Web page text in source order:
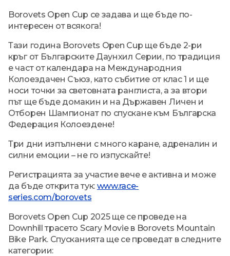
Borovets Open Cup се задава и ще бъде по-
интересен от всякога!
Тази година Borovets Open Cup ще бъде 2-ри
кръг от Българските Даунхил Серии, по традиция
е част от календара на Международния
Колоездачен Съюз, като събитие от клас 1 и ще
носи точки за световната ранглиста, а за втори
път ще бъде домакин и на Държавен Личен и
Отборен Шампионат по спускане към Българска
Федерация Колоездене!
Три дни изпълнени с много каране, адреналин и
силни емоции – не го изпускайте!
Регистрацията за участие вече е активна и може
да бъде открита тук: www.race-
series.com/borovets
Borovets Open Cup 2025 ще се проведе на
Downhill трасето Scary Movie в Borovets Mountain
Bike Park. Спусканията ще се проведат в следните
категории: